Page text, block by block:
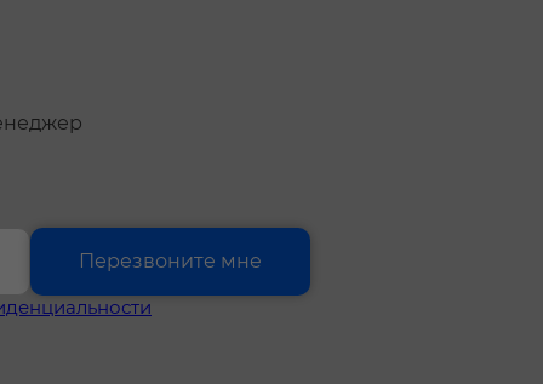
Перезвоните мне